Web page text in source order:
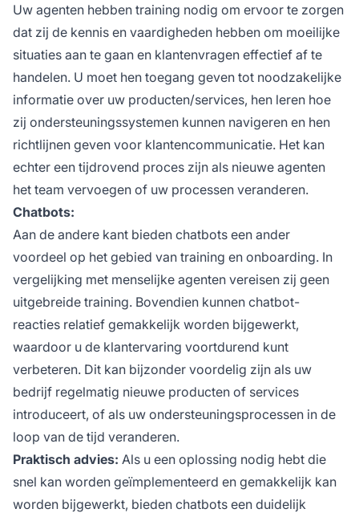
Uw agenten hebben training nodig om ervoor te zorgen
dat zij de kennis en vaardigheden hebben om moeilijke
situaties aan te gaan en klantenvragen effectief af te
handelen. U moet hen toegang geven tot noodzakelijke
informatie over uw producten/services, hen leren hoe
zij ondersteuningssystemen kunnen navigeren en hen
richtlijnen geven voor klantencommunicatie. Het kan
echter een tijdrovend proces zijn als nieuwe agenten
het team vervoegen of uw processen veranderen.
Chatbots:
Aan de andere kant bieden chatbots een ander
voordeel op het gebied van training en onboarding. In
vergelijking met menselijke agenten vereisen zij geen
uitgebreide training. Bovendien kunnen chatbot-
reacties relatief gemakkelijk worden bijgewerkt,
waardoor u de klantervaring voortdurend kunt
verbeteren. Dit kan bijzonder voordelig zijn als uw
bedrijf regelmatig nieuwe producten of services
introduceert, of als uw ondersteuningsprocessen in de
loop van de tijd veranderen.
Praktisch advies: Als u een oplossing nodig hebt die
snel kan worden geïmplementeerd en gemakkelijk kan
worden bijgewerkt, bieden chatbots een duidelijk